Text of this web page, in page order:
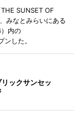
SUNSET OF
みなとみらいにある
内の
ンした。
ックサンセッ